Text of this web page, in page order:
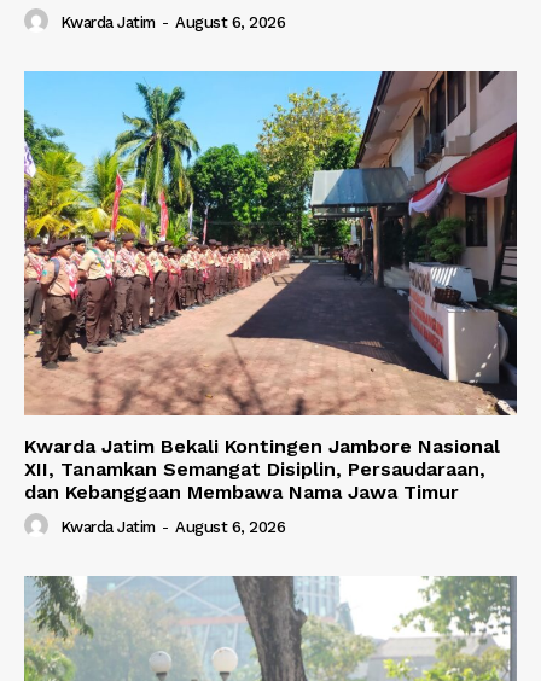
Kwarda Jatim - August 6, 2026
Kwarda Jatim Bekali Kontingen Jambore Nasional
XII, Tanamkan Semangat Disiplin, Persaudaraan,
dan Kebanggaan Membawa Nama Jawa Timur
Kwarda Jatim - August 6, 2026